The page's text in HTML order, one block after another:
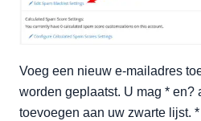
Voeg een nieuw e-mailadres
worden geplaatst. U mag * en?
toevoegen aan uw zwarte lijst.